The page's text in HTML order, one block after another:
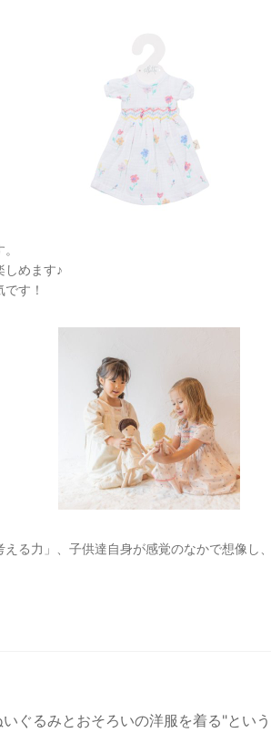
しめます♪
す！
る力」、子供達自身が感覚のなかで想像
ぐるみとおそろいの洋服を着る"と